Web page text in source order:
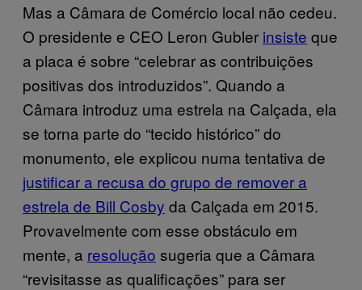
Mas a Câmara de Comércio local não cedeu.
O presidente e CEO Leron Gubler insiste que
a placa é sobre “celebrar as contribuições
positivas dos introduzidos”. Quando a
Câmara introduz uma estrela na Calçada, ela
se torna parte do “tecido histórico” do
monumento, ele explicou numa tentativa de
justificar a recusa do grupo de remover a
estrela de Bill Cosby da Calçada em 2015.
Provavelmente com esse obstáculo em
mente, a resolução sugeria que a Câmara
“revisitasse as qualificações” para ser